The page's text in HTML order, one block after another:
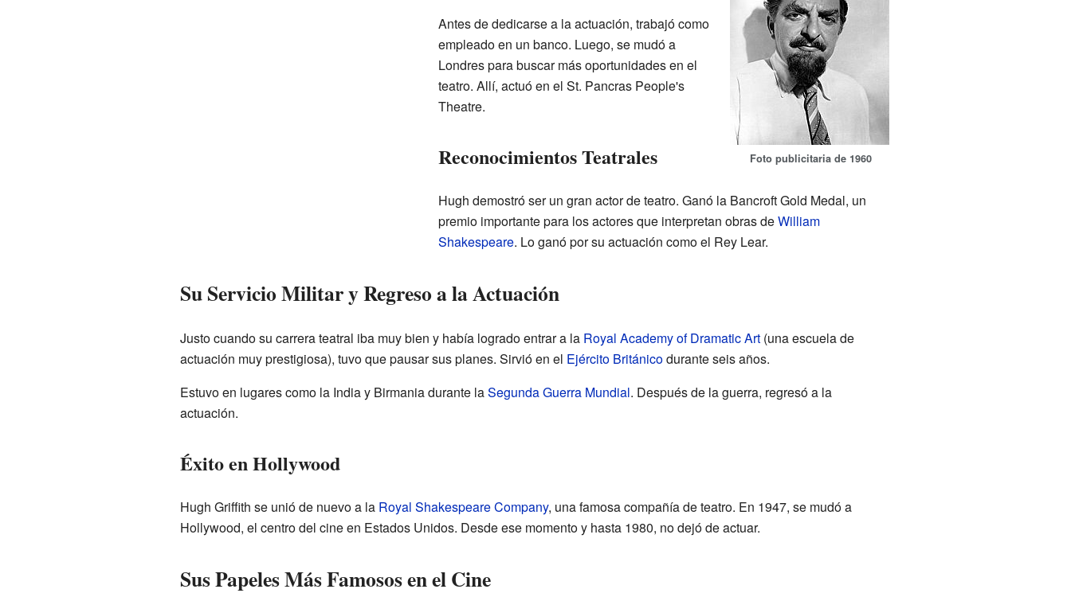
Foto publicitaria de 1960
Antes de dedicarse a la actuación, trabajó como
empleado en un banco. Luego, se mudó a
Londres para buscar más oportunidades en el
teatro. Allí, actuó en el St. Pancras People's
Theatre.
Reconocimientos Teatrales
Hugh demostró ser un gran actor de teatro. Ganó la Bancroft Gold Medal, un
premio importante para los actores que interpretan obras deWilliam
Shakespeare. Lo ganó por su actuación como el Rey Lear.
Su Servicio Militar y Regreso a la Actuación
Justo cuando su carrera teatral iba muy bien y había logrado entrar a la Royal Academy of Dramatic Art(una escuela de
actuación muy prestigiosa), tuvo que pausar sus planes. Sirvió en el Ejército Británicodurante seis años.
Estuvo en lugares como la India y Birmania durante laSegunda Guerra Mundial. Después de la guerra, regresó a la
actuación.
Éxito en Hollywood
Hugh Griffith se unió de nuevo a la Royal Shakespeare Company, una famosa compañía de teatro. En 1947, se mudó a
Hollywood, el centro del cine en Estados Unidos. Desde ese momento y hasta 1980, no dejó de actuar.
Sus Papeles Más Famosos en el Cine